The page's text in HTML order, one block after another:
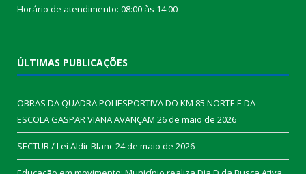
Horário de atendimento: 08:00 às 14:00
ÚLTIMAS PUBLICAÇÕES
OBRAS DA QUADRA POLIESPORTIVA DO KM 85 NORTE E DA
ESCOLA GASPAR VIANA AVANÇAM 26 de maio de 2026
SECTUR / Lei Aldir Blanc24 de maio de 2026